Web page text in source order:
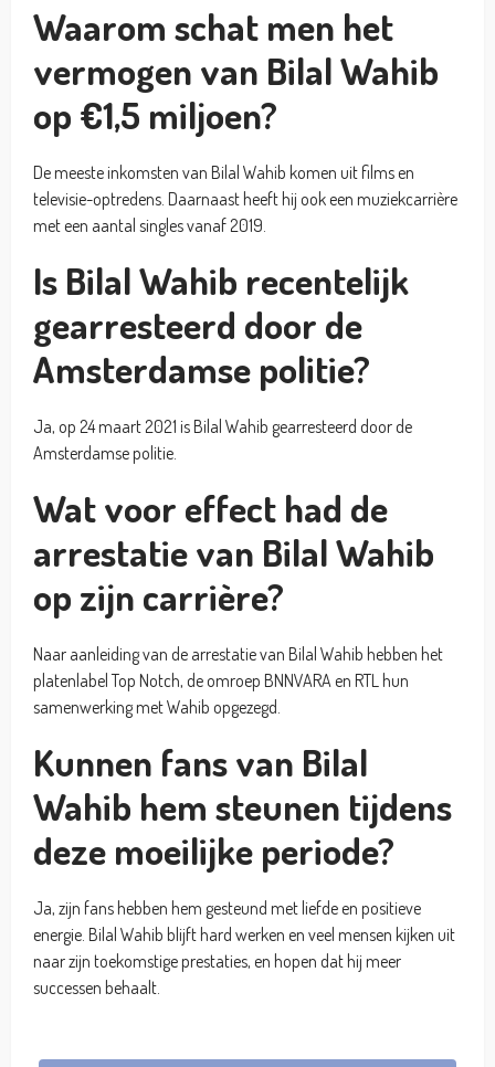
Waarom schat men het
vermogen van Bilal Wahib
op €1,5 miljoen?
De meeste inkomsten van Bilal Wahib komen uit films en
televisie-optredens. Daarnaast heeft hij ook een muziekcarrière
met een aantal singles vanaf 2019.
Is Bilal Wahib recentelijk
gearresteerd door de
Amsterdamse politie?
Ja, op 24 maart 2021 is Bilal Wahib gearresteerd door de
Amsterdamse politie.
Wat voor effect had de
arrestatie van Bilal Wahib
op zijn carrière?
Naar aanleiding van de arrestatie van Bilal Wahib hebben het
platenlabel Top Notch, de omroep BNNVARA en RTL hun
samenwerking met Wahib opgezegd.
Kunnen fans van Bilal
Wahib hem steunen tijdens
deze moeilijke periode?
Ja, zijn fans hebben hem gesteund met liefde en positieve
energie. Bilal Wahib blijft hard werken en veel mensen kijken uit
naar zijn toekomstige prestaties, en hopen dat hij meer
successen behaalt.